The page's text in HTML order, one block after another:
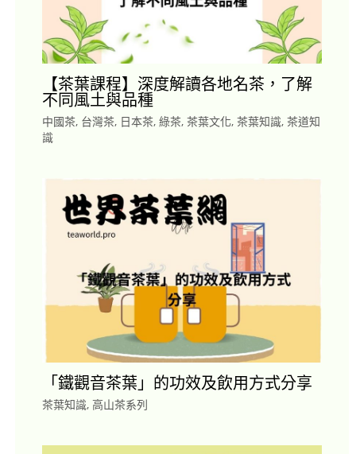
【茶葉課程】深度解讀各地名茶，了解
不同風土與品種
中國茶, 台灣茶, 日本茶, 綠茶, 茶葉文化, 茶葉知識, 茶道知
識
「鐵觀音茶葉」的功效及飲用方式分享
茶葉知識, 高山茶系列